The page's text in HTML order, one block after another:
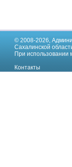
© 2008-2026,
Сахалинской
При использовании
Контакты